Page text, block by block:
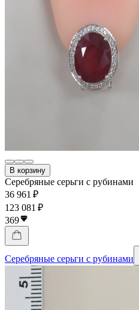
В корзину
Серебряные серьги с рубинами
36 961 ₽
123 081 ₽
369
Серебряные серьги с рубинами